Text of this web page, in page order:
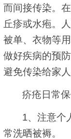
而间接传染。
丘疹或水疱。
被单、衣物等
做好疾病的预
避免传染给家人
疥疮日常
1、注意个
常洗晒被褥。